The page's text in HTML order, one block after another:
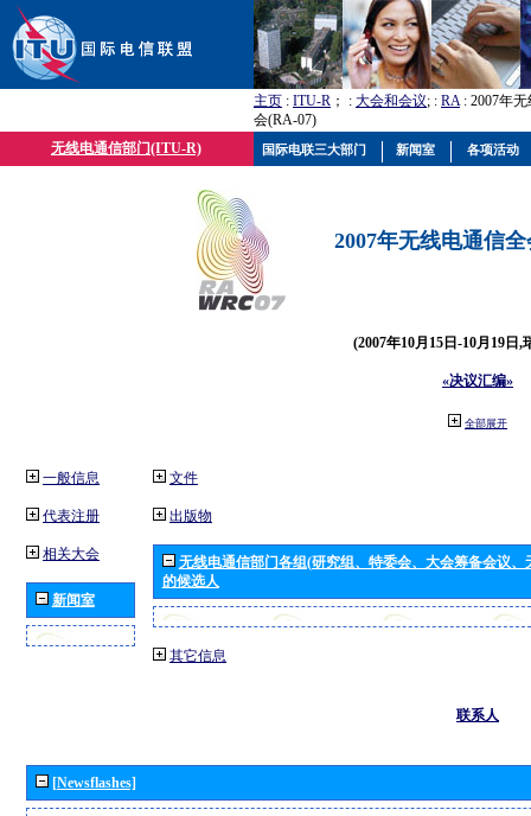
主页 : ITU-R ； : 大会和会议; : RA: 2007年
会(RA-07)
无线电通信部门(ITU-R)
2007年无线电通信
(2007年10月15日-10月19日,
«决议汇编»
全部展开
一般信息
代表注册
相关大会
新闻室
文件
出版物
无线电通信部门各组(研究组、特委会、大会筹备会议
的候选人
其它信息
联系人
[Newsflashes]
国际电联三大部门 新闻室 各项活动